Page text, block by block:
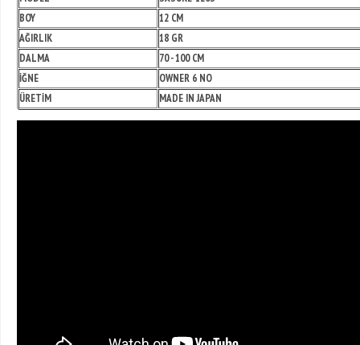
BOY
12 CM
AĞIRLIK
18 GR
DALMA
70 - 100 CM
İĞNE
OWNER 6 NO
ÜRETİM
MADE IN JAPAN